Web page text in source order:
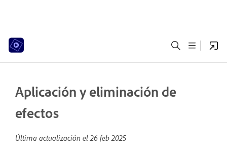
Aplicación y eliminación de
efectos
Última actualización el26 feb 2025